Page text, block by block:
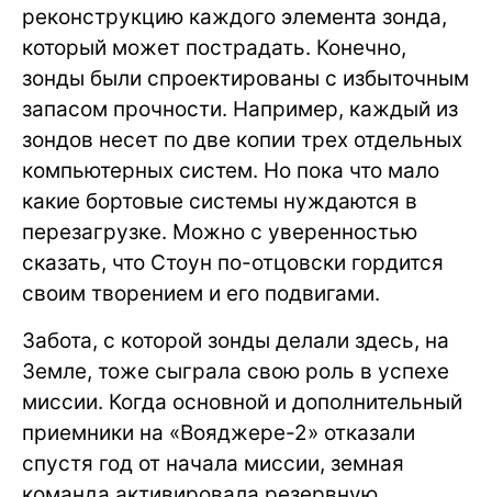
реконструкцию каждого элемента зонда,
который может пострадать. Конечно,
зонды были спроектированы с избыточным
запасом прочности. Например, каждый из
зондов несет по две копии трех отдельных
компьютерных систем. Но пока что мало
какие бортовые системы нуждаются в
перезагрузке. Можно с уверенностью
сказать, что Стоун по-отцовски гордится
своим творением и его подвигами.
Забота, с которой зонды делали здесь, на
Земле, тоже сыграла свою роль в успехе
миссии. Когда основной и дополнительный
приемники на «Вояджере-2» отказали
спустя год от начала миссии, земная